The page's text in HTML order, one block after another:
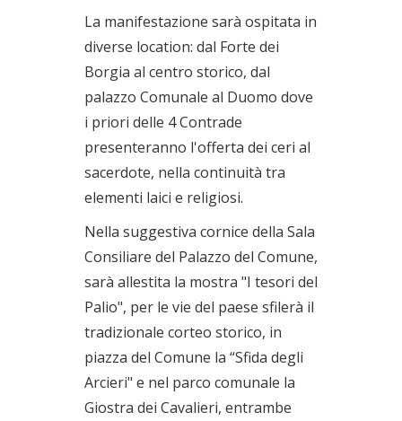
La manifestazione sarà ospitata in
diverse location: dal Forte dei
Borgia al centro storico, dal
palazzo Comunale al Duomo dove
i priori delle 4 Contrade
presenteranno l'offerta dei ceri al
sacerdote, nella continuità tra
elementi laici e religiosi.
Nella suggestiva cornice della Sala
Consiliare del Palazzo del Comune,
sarà allestita la mostra "I tesori del
Palio", per le vie del paese sfilerà il
tradizionale corteo storico, in
piazza del Comune la “Sfida degli
Arcieri" e nel parco comunale la
Giostra dei Cavalieri, entrambe